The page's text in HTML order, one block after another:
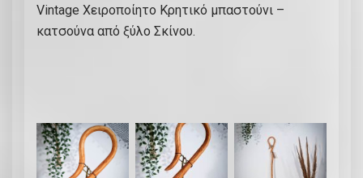
Vintage Χειροποίητο Κρητικό μπαστούνι –
κατσούνα από ξύλο Σκίνου.